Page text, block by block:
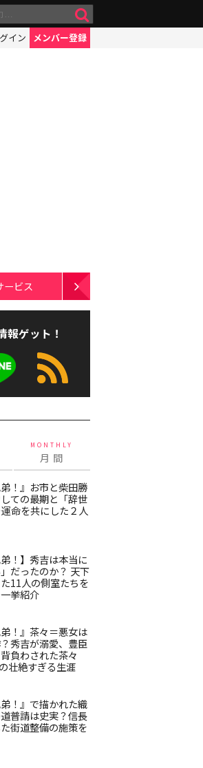
イン メンバー登録
ービス
報ゲット！
MONTHLY
月 間
弟！』お市と柴田勝
ての最期と「辞世
命を共にした２人
弟！】秀吉は本当に
」だったのか？ 天下
11人の側室たちを
挙紹介
弟！』茶々＝悪女は
秀吉が溺愛、豊臣
負わされた茶々
壮絶すぎる生涯
弟！』で描かれた織
普請は史実？信長
街道整備の施策を